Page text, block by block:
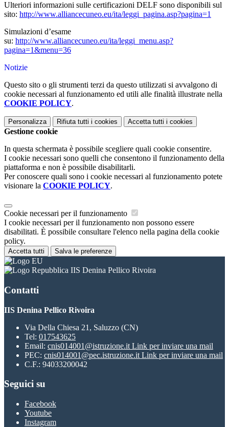
Ulteriori informazioni sulle certificazioni DELF sono disponibili sul
sito: http://www.alliancecuneo.eu/ita/leggi_pagina.asp?pagina=1
Simulazioni d’esame
su: http://www.alliancecuneo.eu/ita/leggi_menu.asp?
pagina=1&menu=36
Notizie
Questo sito o gli strumenti terzi da questo utilizzati si avvalgono di
cookie necessari al funzionamento ed utili alle finalità illustrate nella
COOKIE POLICY.
Personalizza Rifiuta tutti i cookies Accetta tutti i cookies
Gestione cookie
In questa schermata è possibile scegliere quali cookie consentire.
I cookie necessari sono quelli che consentono il funzionamento della
piattaforma e non è possibile disabilitarli.
Per conoscere quali sono i cookie necessari al funzionamento potete
visionare la COOKIE POLICY.
Cookie necessari per il funzionamento
I cookie necessari per il funzionamento non possono essere
disabilitati. È possibile consultare l'elenco nella pagina della cookie
policy.
Accetta tutti Salva le preferenze
IIS Denina Pellico Rivoira
Contatti
IIS Denina Pellico Rivoira
Via Della Chiesa 21, Saluzzo (CN)
Tel: 017543625
Email: cnis014001@istruzione.it Link per inviare una mail
PEC: cnis014001@pec.istruzione.it Link per inviare una mail
C.F.: 94033200042
Seguici su
Facebook
Youtube
Instagram